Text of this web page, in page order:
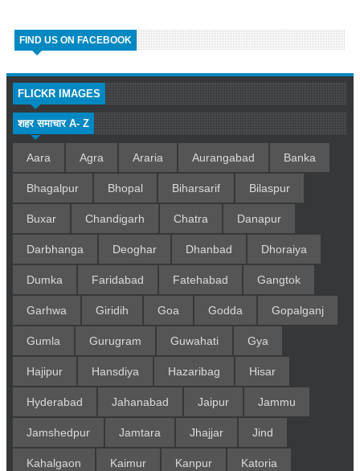
FIND US ON FACEBOOK
FLICKR IMAGES
शहर समाचार A- Z
Aara Agra Araria Aurangabad Banka
Bhagalpur Bhopal Biharsarif Bilaspur
Buxar Chandigarh Chatra Danapur
Darbhanga Deoghar Dhanbad Dhoraiya
Dumka Faridabad Fatehabad Gangtok
Garhwa Giridih Goa Godda Gopalganj
Gumla Gurugram Guwahati Gya
Hajipur Hansdiya Hazaribag Hisar
Hyderabad Jahanabad Jaipur Jammu
Jamshedpur Jamtara Jhajjar Jind
Kahalgaon Kaimur Kanpur Katoria